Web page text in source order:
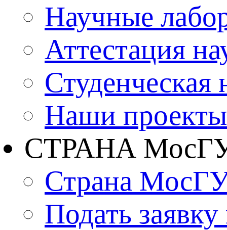
Научные
Аттестация
Студенческая
Наши проекты
СТРАНА
Страна
Подать